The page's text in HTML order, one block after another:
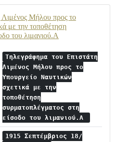
Μήλου προς το
με την τοποθέτηση
του λιμανιού.Α
Τηλεγράφημα του Επιστάτη
Λιμένος Μήλου προς το
Υπουργείο Ναυτικών
σχετικά με την
τοποθέτηση
συρματοπλέγματος στη
είσοδο του λιμανιού.Α
1915 Σεπτέμβριος 18/